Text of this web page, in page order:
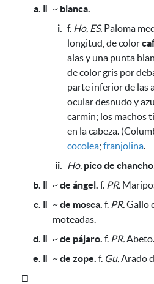
a. ǁ ~ blanca.
i. f. Ho, ES. Paloma
longitud, de color
alas y una punta
de color gris por
parte inferior de las
ocular desnudo y
carmín; los machos
en la cabeza.
cocolea; franjolina.
ii. Ho. pico de chancho
b. ǁ ~de ángel. f. PR.
c. ǁ ~de mosca. f. PR.Gallo
moteadas.
d. ǁ ~de pájaro. f. PR.Abeto.
e. ǁ ~de zope. f. Gu.Arado
□